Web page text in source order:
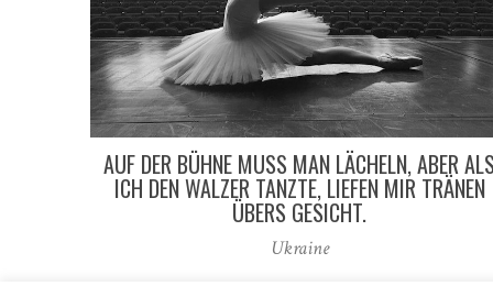
AUF DER BÜHNE MUSS MAN LÄCHELN, ABER
ICH DEN WALZER TANZTE, LIEFEN MIR TRÄNEN
ÜBERS GESICHT.
Ukraine